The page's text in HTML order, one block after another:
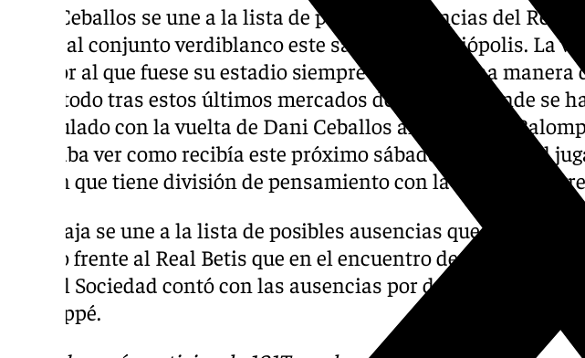
Dani Ceballos se une a la lista de posibles ausencias del Real
frente al conjunto verdiblanco este sábado en Heliópolis. La
jugador al que fuese su estadio siempre se vive de una manera
sobre todo tras estos últimos mercados de fichajes, donde se
especulado con la vuelta de Dani Ceballos al Real Betis
esperaba ver como recibía este próximo sábado la afición al
afición que tiene división de pensamiento con la vuelta del
Esta baja se une a la lista de posibles ausencias que tendrá el
blanco frente al Real Betis que en el encuentro de Copa del
la Real Sociedad contó con las ausencias por de Courtois,
y Mbappé.